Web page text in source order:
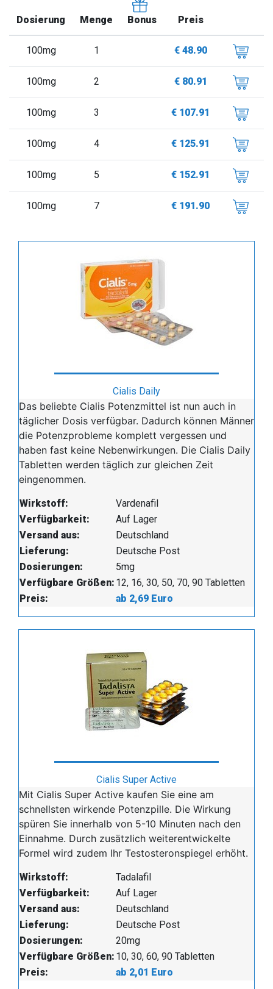
Dosierung Menge Bonus Preis
100mg 1 € 48.90
100mg 2 € 80.91
100mg 3 € 107.91
100mg 4 € 125.91
100mg 5 € 152.91
100mg 7 € 191.90
Cialis Daily
Das beliebte Cialis Potenzmittel ist nun auch in
täglicher Dosis verfügbar. Dadurch können Männer
die Potenzprobleme komplett vergessen und
haben fast keine Nebenwirkungen. Die Cialis Daily
Tabletten werden täglich zur gleichen Zeit
eingenommen.
Wirkstoff:
Vardenafil
Verfügbarkeit:
Auf Lager
Versand aus:
Deutschland
Lieferung:
Deutsche Post
Dosierungen:
5mg
Verfügbare Größen: 12, 16, 30, 50, 70, 90 Tabletten
Preis:
ab 2,69 Euro
Cialis Super Active
Mit Cialis Super Active kaufen Sie eine am
schnellsten wirkende Potenzpille. Die Wirkung
spüren Sie innerhalb von 5-10 Minuten nach den
Einnahme. Durch zusätzlich weiterentwickelte
Formel wird zudem Ihr Testosteronspiegel erhöht.
Wirkstoff:
Tadalafil
Verfügbarkeit:
Auf Lager
Versand aus:
Deutschland
Lieferung:
Deutsche Post
Dosierungen:
20mg
Verfügbare Größen: 10, 30, 60, 90 Tabletten
Preis:
ab 2,01 Euro